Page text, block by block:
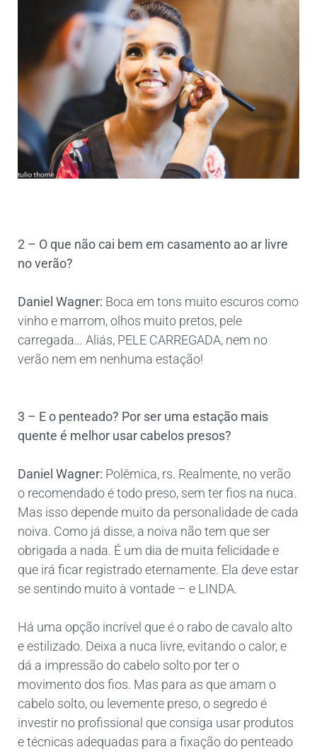
2 – O que não cai bem em casamento ao ar livre
no verão?
Daniel Wagner: Boca em tons muito escuros como
vinho e marrom, olhos muito pretos, pele
carregada… Aliás, PELE CARREGADA, nem no
verão nem em nenhuma estação!
3 – E o penteado? Por ser uma estação mais
quente é melhor usar cabelos presos?
Daniel Wagner: Polêmica, rs. Realmente, no verão
o recomendado é todo preso, sem ter fios na nuca.
Mas isso depende muito da personalidade de cada
noiva. Como já disse, a noiva não tem que ser
obrigada a nada. É um dia de muita felicidade e
que irá ficar registrado eternamente. Ela deve estar
se sentindo muito à vontade – e LINDA.
Há uma opção incrível que é o rabo de cavalo alto
e estilizado. Deixa a nuca livre, evitando o calor, e
dá a impressão do cabelo solto por ter o
movimento dos fios. Mas para as que amam o
cabelo solto, ou levemente preso, o segredo é
investir no profissional que consiga usar produtos
e técnicas adequadas para a fixação do penteado